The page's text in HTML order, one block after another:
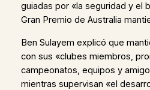
guiadas por «la seguridad y el
Gran Premio de Australia
Ben Sulayem explicó que
con sus «clubes miembros,
campeonatos, equipos y
mientras supervisan «el